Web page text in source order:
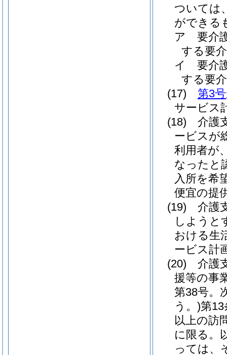
ついては
ができる
ア
要介
する要
イ
要介
する要
(17)
第3号
サービス
(18)
介護
ービスが
利用者が
なったと
入所を希
便宜の提
(19)
介護
しようと
おける生
ービス計
(20)
介護
援等の事
第38号。
う。)第
以上の訪
に限る。
っては、